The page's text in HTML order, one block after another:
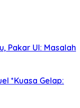
Pakar UI: Masalah
*Kuasa Gelap: